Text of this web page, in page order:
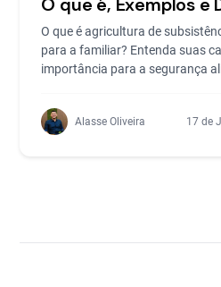
O que é agricultura de
para a familiar? Entenda suas
importância para a segurança
Alasse Oliveira 17 de